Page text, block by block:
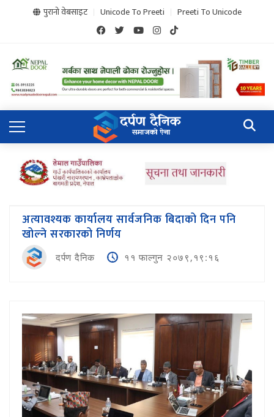
पुरानो वेबसाइट Unicode To Preeti Preeti To Unicode
अत्यावश्यक कार्यालय सार्वजनिक बिदाको दिन पनि
खोल्ने सरकारको निर्णय
दर्पण दैनिक ११ फाल्गुन २०७९,१९:१६